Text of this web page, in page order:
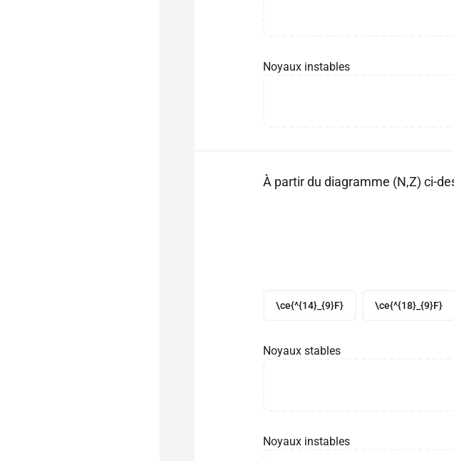
Noyaux instables
À partir du diagramme (N,Z) ci-
\ce{^{14}_{9}F} \ce{^{18}_{9}F}
Noyaux stables
Noyaux instables